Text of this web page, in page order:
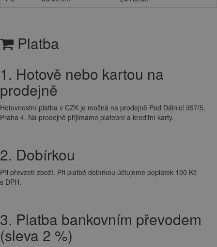
Platba
1. Hotově nebo kartou na
prodejně
Hotovnostní platba v CZK je možná na prodejně Pod Dálnicí 957/5,
Praha 4. Na prodejně přijímáme platební a kreditní karty.
2. Dobírkou
Při převzetí zboží. Při platbě dobírkou účtujeme poplatek 100 Kč
s DPH.
3. Platba bankovním převodem
(sleva 2 %)